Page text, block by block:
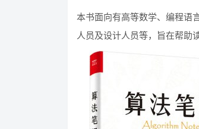
本书面向有高等数学、编程语
人员及设计人员等，旨在帮助